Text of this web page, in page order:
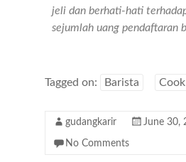
jeli dan berhati-hati
sejumlah uang pendaftaran
Tagged on: Barista Cook
gudangkarir June 30,
No Comments